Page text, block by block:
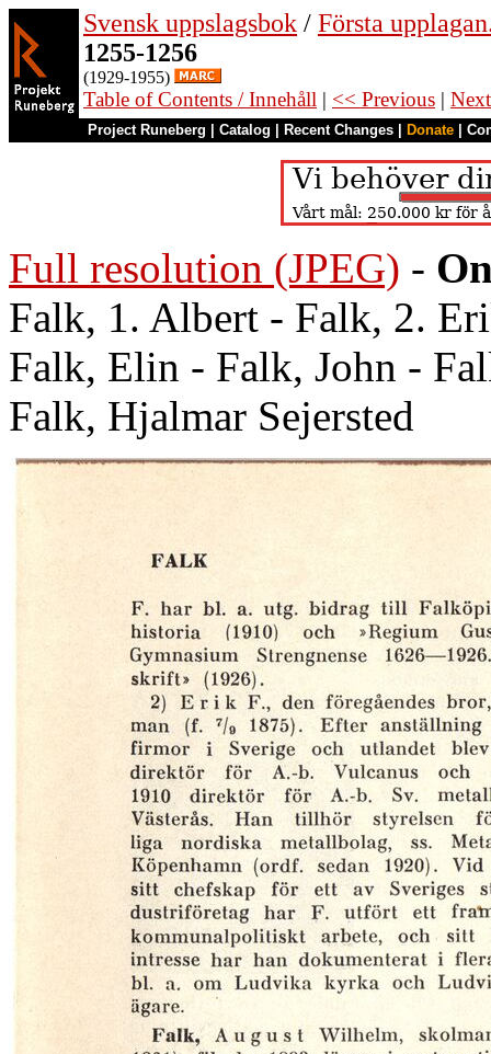
Svensk uppslagsbok / Första
1255-1256
(1929-1955)
Table of Contents / Innehåll | << Previous |
Project Runeberg Catalog Recent Changes Donate
Full resolution (JPEG) -
Falk, 1. Albert - Falk, 2.
Falk, Elin - Falk, John -
Falk, Hjalmar Sejersted